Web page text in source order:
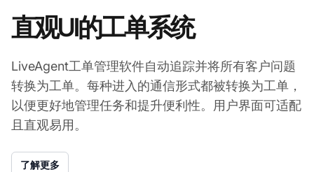
直观UI的工单系统
LiveAgent工单管理软件自动追踪并将所有客户问题
转换为工单。每种进入的通信形式都被转换为工单，
以便更好地管理任务和提升便利性。用户界面可适配
且直观易用。
了解更多